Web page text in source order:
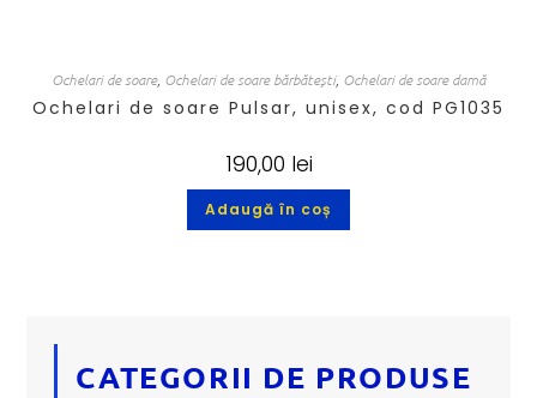
Ochelari de soare, Ochelari de soare bărbătești, Ochelari de soare damă
Ochelari de soare Pulsar, unisex, cod PG1035
190,00 lei
Adaugă în coș
CATEGORII DE PRODUSE